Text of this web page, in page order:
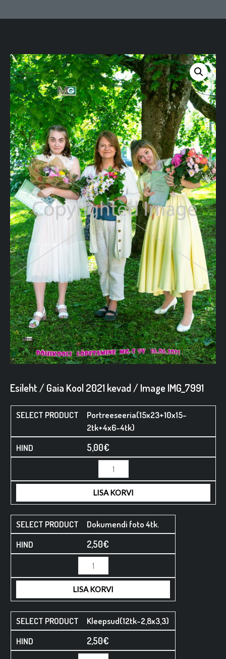
Esileht /Gaia Kool 2021 kevad / Image IMG_7991
Portreeseeria(15x23+10x15-
2tk+4x6-4tk)
5,00€
Minus
Quantity
Minus
QuantityQuantity
Quantity
LISA KORVI
Dokumendi foto 4tk.
2,50€
LISA KORVI
Kleepsud(12tk-2,8x3,3)
2,50€